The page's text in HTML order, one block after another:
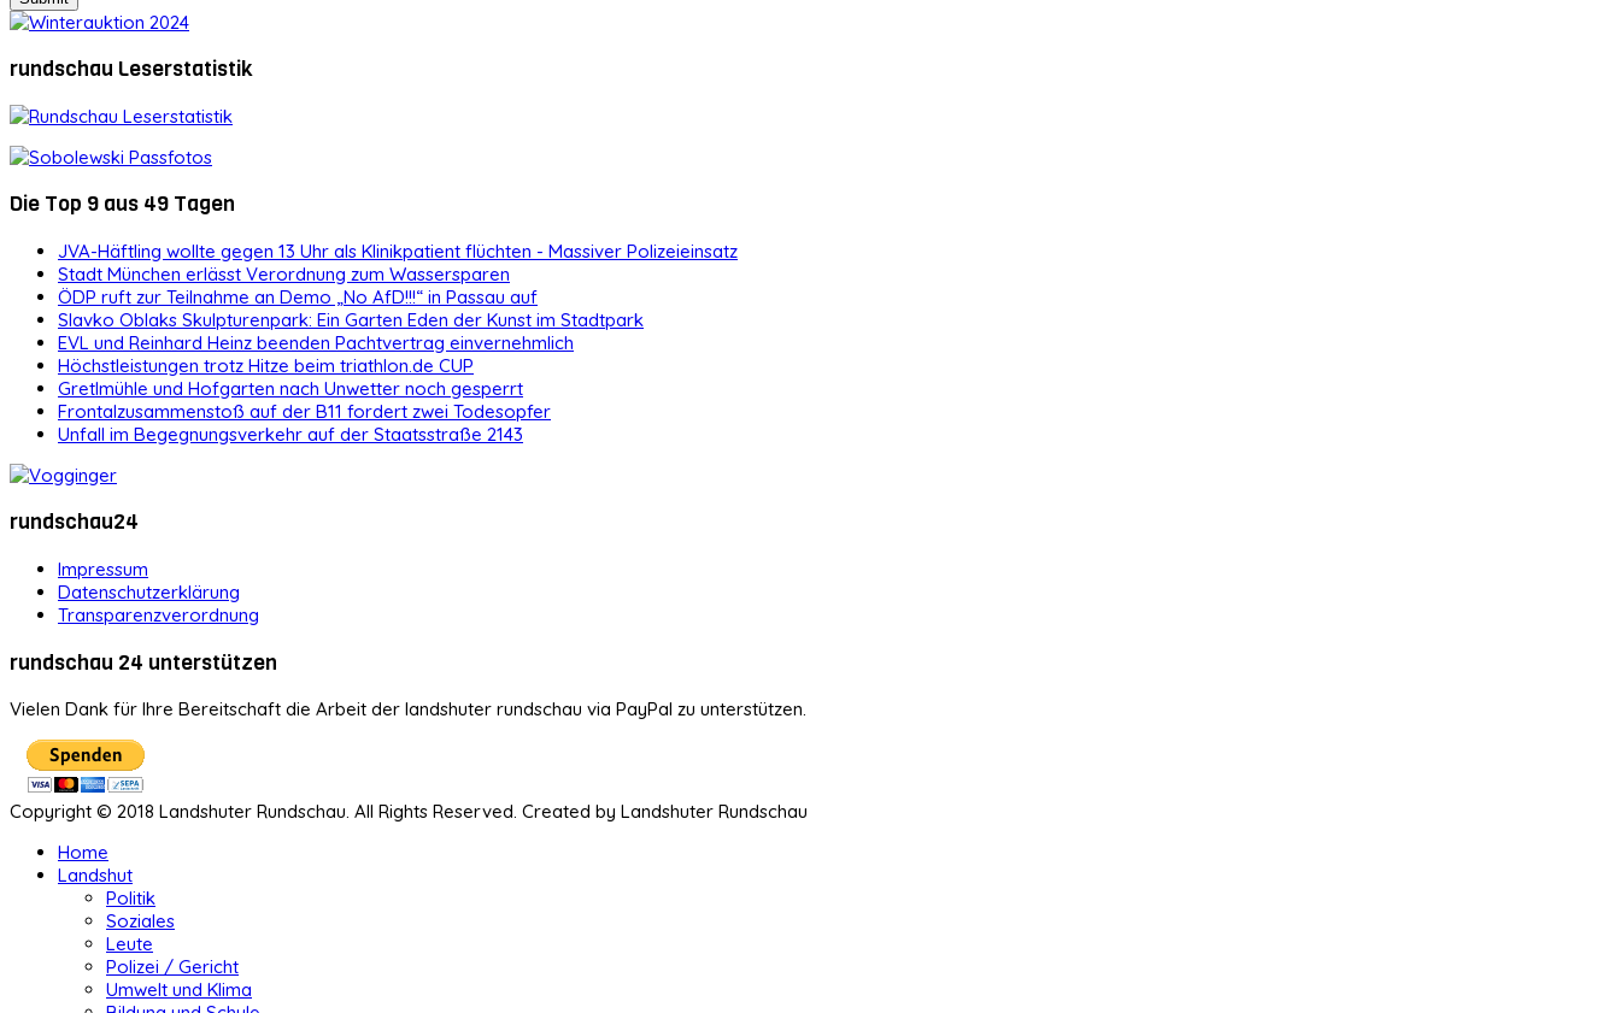
rundschau Leserstatistik
Die Top 9 aus 49 Tagen
JVA-Häftling wollte gegen 13 Uhr als Klinikpatient flüchten - Massiver Polizeieinsatz
Stadt München erlässt Verordnung zum Wassersparen
ÖDP ruft zur Teilnahme an Demo „No AfD!!!“ in Passau auf
Slavko Oblaks Skulpturenpark: Ein Garten Eden der Kunst im Stadtpark
EVL und Reinhard Heinz beenden Pachtvertrag einvernehmlich
Höchstleistungen trotz Hitze beim triathlon.de CUP
Gretlmühle und Hofgarten nach Unwetter noch gesperrt
Frontalzusammenstoß auf der B11 fordert zwei Todesopfer
Unfall im Begegnungsverkehr auf der Staatsstraße 2143
rundschau24
Impressum
Datenschutzerklärung
Transparenzverordnung
rundschau 24 unterstützen
Vielen Dank für Ihre Bereitschaft die Arbeit der landshuter rundschau via PayPal zu unterstützen.
Copyright © 2018 Landshuter Rundschau. All Rights Reserved. Created by Landshuter Rundschau
Home
Landshut
Politik
Soziales
Leute
Polizei / Gericht
Umwelt und Klima